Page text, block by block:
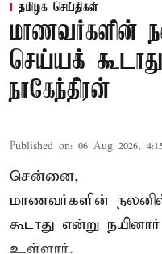
தமிழக செய்திகள்
மாணவர்களின்
செய்யக்
நாகேந்திரன்
Published on: 06 Aug 2026,
சென்னை,
மாணவர்களின்
கூடாது என்று
உள்ளார்.